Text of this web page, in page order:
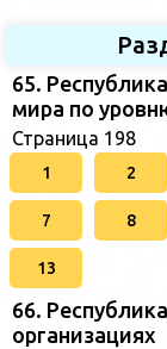
65.
мира по
Страница 198
1 2
7 8
13
66.
организациях